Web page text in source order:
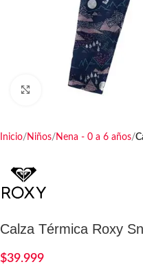
Haga clic para ampliar
Inicio Niños Nena - 0 a 6 años
Calza Térmica Roxy
$39.999